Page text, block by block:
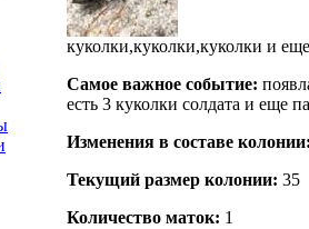
куколки,куколки,куколки
Самое важное событие:
есть 3 куколки солдата и еще
Изменения в составе
Текущий размер кoлонии: 35
Количество маток: 1